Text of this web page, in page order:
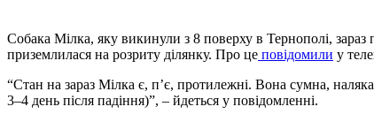
Собака Мілка, яку викинули з 8 поверху в Тернополі,
приземлилася на розриту ділянку. Про це повідомили у
“Стан на зараз Мілка є, п’є, протилежні. Вона сумна,
3–4 день після падіння)”, – йдеться у повідомленні.